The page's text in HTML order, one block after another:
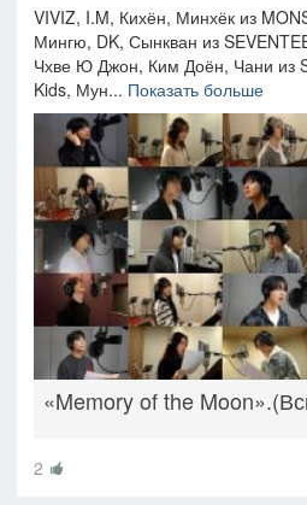
VIVIZ, I.M, Кихён, Минхёк из
Мингю, DK, Сынкван из
Чхве Ю Джон, Ким Доён, Чани из
Kids, Мун... Показать больше
«Memory of the
2